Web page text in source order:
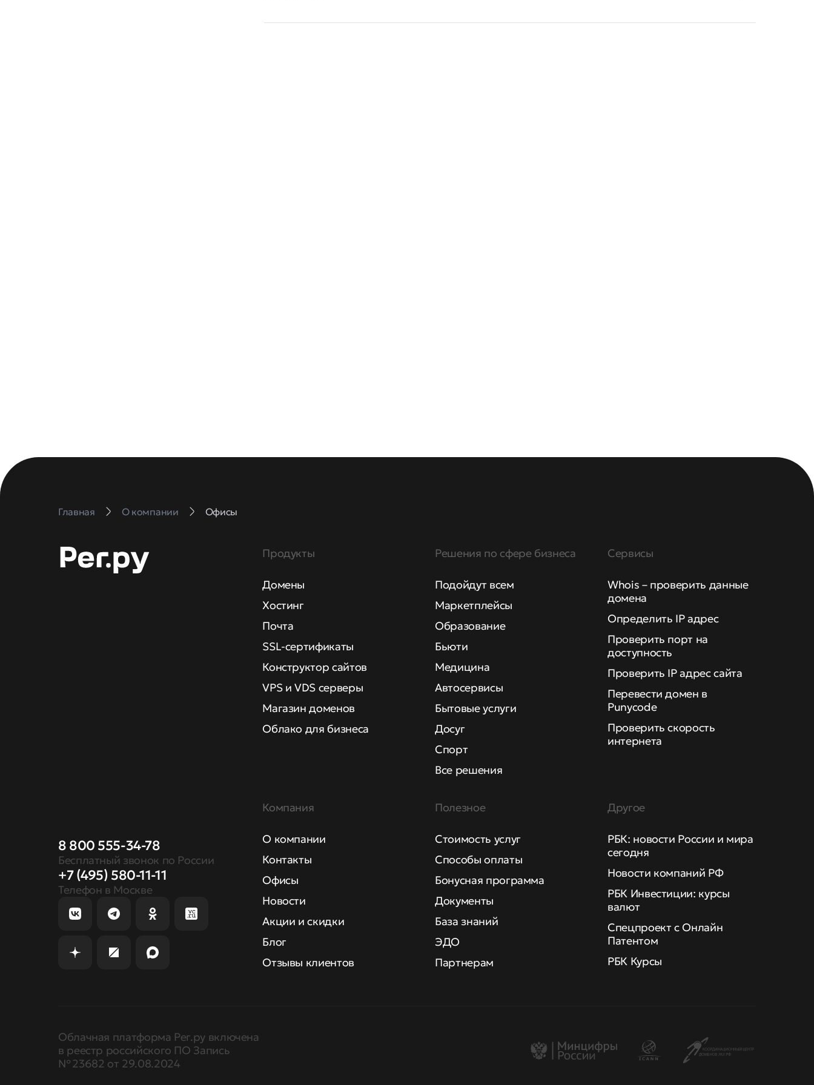
Главная О компании Офисы
8 800 555-34-78
Бесплатный звонок по России
+7 (495) 580-11-11
Телефон в Москве
Продукты
Домены
Хостинг
Почта
SSL-сертификаты
Конструктор сайтов
VPS и VDS серверы
Магазин доменов
Облако для бизнеса
Решения по сфере бизнеса
Подойдут всем
Маркетплейсы
Образование
Бьюти
Медицина
Автосервисы
Бытовые услуги
Досуг
Спорт
Все решения
Сервисы
Whois – проверить данные
домена
Определить IP адрес
Проверить порт на
доступность
Проверить IP адрес сайта
Перевести домен в
Punycode
Проверить скорость
интернета
Компания
О компании
Контакты
Офисы
Новости
Акции и скидки
Блог
Отзывы клиентов
Полезное
Стоимость услуг
Способы оплаты
Бонусная программа
Документы
База знаний
ЭДО
Партнерам
Другое
РБК: новости России и мира
сегодня
Новости компаний РФ
РБК Инвестиции: курсы
валют
Спецпроект с Онлайн
Патентом
РБК Курсы
Облачная платформа Рег.ру включена
в реестр российского ПО Запись
№ 23682 от 29.08.2024